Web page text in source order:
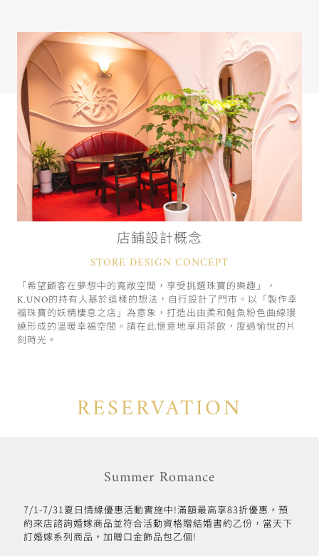
店鋪設計概念
STORE DESIGN CONCEPT
「希望顧客在夢想中的寬敞空間，享受挑選珠寶的樂趣」，
K.UNO的持有人基於這樣的想法，自行設計了門市。以「製作幸
福珠寶的妖精棲息之店」為意象，打造出由柔和鮭魚粉色曲線環
繞形成的溫暖幸福空間。請在此愜意地享用茶飲，度過愉悅的片
刻時光。
RESERVATION
Summer Romance
7/1-7/31夏日情緣優惠活動實施中!滿額最高享83折優惠，預
約來店諮詢婚嫁商品並符合活動資格贈結婚書約乙份，當天下
訂婚嫁系列商品，加贈口金飾品包乙個!